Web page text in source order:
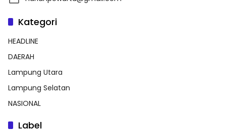
Kategori
HEADLINE
DAERAH
Lampung Utara
Lampung Selatan
NASIONAL
Label